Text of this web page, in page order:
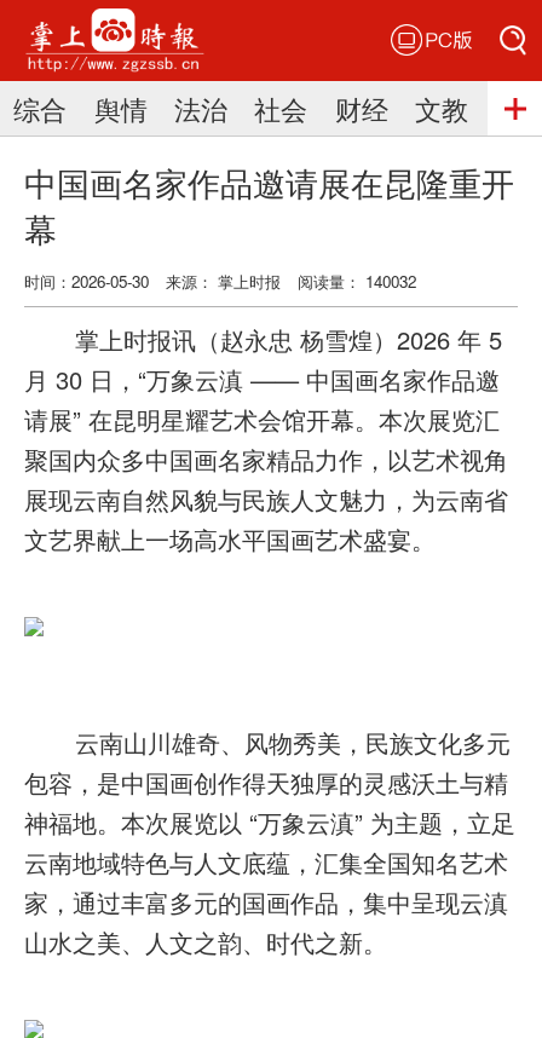
搜索
搜索
综合 舆情 法治 社会 财经 文教 三
中国画名家作品邀请展在昆隆重开
幕
时间：2026-05-30 来源： 掌上时报 阅读量： 140032
掌上时报讯（赵永忠 杨雪煌）2026 年 5
月 30 日，“万象云滇 —— 中国画名家作品邀
请展” 在昆明星耀艺术会馆开幕。本次展览汇
聚国内众多中国画名家精品力作，以艺术视角
展现云南自然风貌与民族人文魅力，为云南省
文艺界献上一场高水平国画艺术盛宴。
云南山川雄奇、风物秀美，民族文化多元
包容，是中国画创作得天独厚的灵感沃土与精
神福地。本次展览以 “万象云滇” 为主题，立足
云南地域特色与人文底蕴，汇集全国知名艺术
家，通过丰富多元的国画作品，集中呈现云滇
山水之美、人文之韵、时代之新。